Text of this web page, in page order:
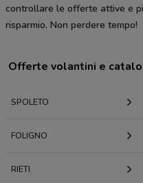
controllare le offerte attive e
risparmio. Non perdere tempo!
Offerte volantini e
SPOLETO
FOLIGNO
RIETI